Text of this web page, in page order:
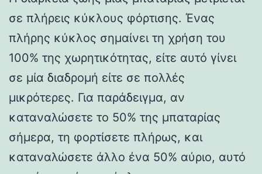
σε πλήρεις κύκλους φόρτισης. Ένας
πλήρης κύκλος σημαίνει τη χρήση του
100% της χωρητικότητας, είτε αυτό γίνει
σε μία διαδρομή είτε σε πολλές
μικρότερες. Για παράδειγμα, αν
καταναλώσετε το 50% της μπαταρίας
σήμερα, τη φορτίσετε πλήρως, και
καταναλώσετε άλλο ένα 50% αύριο, αυτό